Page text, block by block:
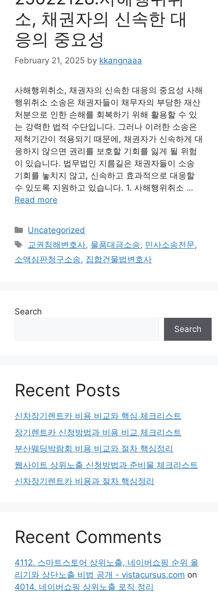
소, 채권자의 신속한 대
응의 중요성
February 21, 2025 by kkangnaaa
사해행위취소, 채권자의 신속한 대응의 중요성 사해
행위취소 소송은 채권자들이 채무자의 부당한 재산
처분으로 인한 손해를 회복하기 위해 활용할 수 있
는 강력한 법적 수단입니다. 그러나 이러한 소송은
제척기간이 적용되기 때문에, 채권자가 신속하게 대
응하지 않으면 권리를 보호할 기회를 잃게 될 위험
이 있습니다. 법무법인 지름길은 채권자들이 소송
기회를 놓치지 않고, 신속하고 효과적으로 대응할
수 있도록 지원하고 있습니다. 1. 사해행위취소 …
Read more
Categories
Uncategorized
Tags
교권침해변호사, 물품대금소송, 민사소송전문,
소액심판청구소송, 집합건물법변호사
Search
Search
Recent Posts
신차장기렌트카 비용 비교와 핵심 체크리스트
장기렌트카 신청방법과 비용 비교 체크리스트
부산웨딩박람회 비용 비교와 절차 핵심정리
웹사이트 상위노출 신청방법과 준비물 체크리스트
신차장기렌트카 비용과 절차 핵심정리
Recent Comments
4112. 스마트스토어 상위노출, 네이버쇼핑 순위 올
리기와 상단노출 비법 공개 - vistacursus.com on
4014. 네이버쇼핑 상위노출 로직 정리